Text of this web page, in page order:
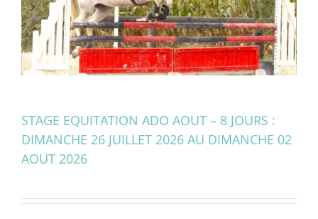
STAGE EQUITATION ADO AOUT – 8 JOURS :
DIMANCHE 26 JUILLET 2026 AU DIMANCHE 02
AOUT 2026